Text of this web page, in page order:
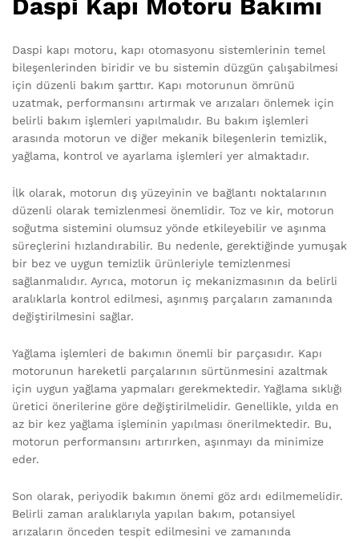
Daspi Kapı Motoru Bakımı
Daspi kapı motoru, kapı otomasyonu sistemlerinin temel
bileşenlerinden biridir ve bu sistemin düzgün çalışabilmesi
için düzenli bakım şarttır. Kapı motorunun ömrünü
uzatmak, performansını artırmak ve arızaları önlemek için
belirli bakım işlemleri yapılmalıdır. Bu bakım işlemleri
arasında motorun ve diğer mekanik bileşenlerin temizlik,
yağlama, kontrol ve ayarlama işlemleri yer almaktadır.
İlk olarak, motorun dış yüzeyinin ve bağlantı noktalarının
düzenli olarak temizlenmesi önemlidir. Toz ve kir, motorun
soğutma sistemini olumsuz yönde etkileyebilir ve aşınma
süreçlerini hızlandırabilir. Bu nedenle, gerektiğinde yumuşak
bir bez ve uygun temizlik ürünleriyle temizlenmesi
sağlanmalıdır. Ayrıca, motorun iç mekanizmasının da belirli
aralıklarla kontrol edilmesi, aşınmış parçaların zamanında
değiştirilmesini sağlar.
Yağlama işlemleri de bakımın önemli bir parçasıdır. Kapı
motorunun hareketli parçalarının sürtünmesini azaltmak
için uygun yağlama yapmaları gerekmektedir. Yağlama sıklığı
üretici önerilerine göre değiştirilmelidir. Genellikle, yılda en
az bir kez yağlama işleminin yapılması önerilmektedir. Bu,
motorun performansını artırırken, aşınmayı da minimize
eder.
Son olarak, periyodik bakımın önemi göz ardı edilmemelidir.
Belirli zaman aralıklarıyla yapılan bakım, potansiyel
arızaların önceden tespit edilmesini ve zamanında